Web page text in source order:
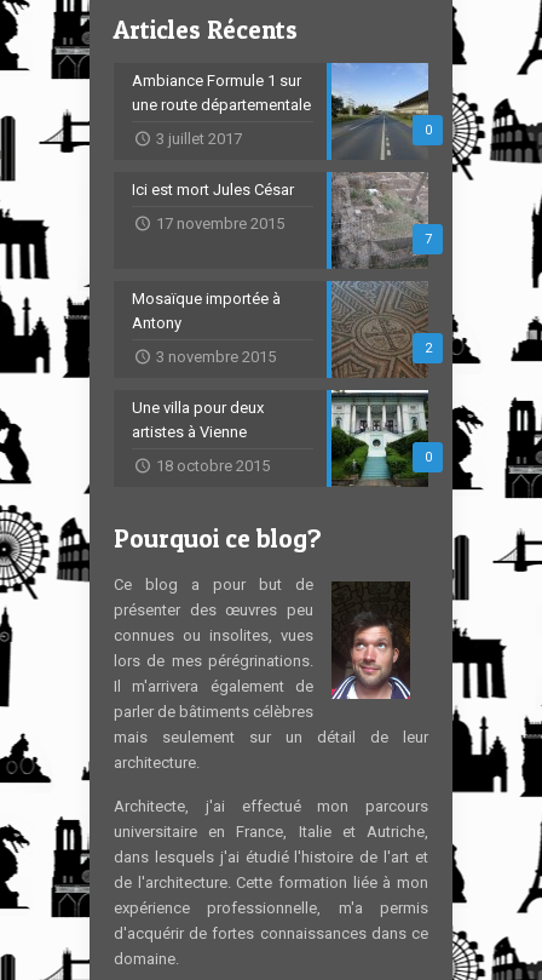
Articles Récents
0
Ambiance Formule 1 sur
une route départementale
3 juillet 2017
7
Ici est mort Jules César
17 novembre 2015
2
Mosaïque importée à
Antony
3 novembre 2015
0
Une villa pour deux
artistes à Vienne
18 octobre 2015
Pourquoi ce blog?
Ce blog a pour but de
présenter des œuvres peu
connues ou insolites, vues
lors de mes pérégrinations.
Il m'arrivera également de
parler de bâtiments célèbres
mais seulement sur un détail de leur
architecture.
Architecte, j'ai effectué mon parcours
universitaire en France, Italie et Autriche,
dans lesquels j'ai étudié l'histoire de l'art et
de l'architecture. Cette formation liée à mon
expérience professionnelle, m'a permis
d'acquérir de fortes connaissances dans ce
domaine.